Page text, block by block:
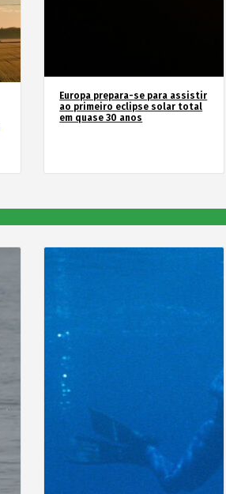
Europa prepara-se para assistir
ao primeiro eclipse solar total
em quase 30 anos